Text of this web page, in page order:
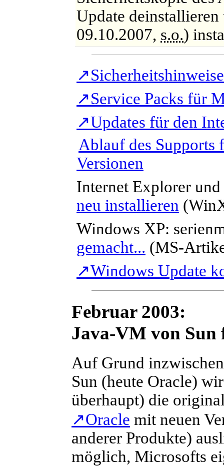
Update
09.10.2007, s.o.)
↗
↗Service Packs für
↗Updates für den
Ablauf des Supports
Versionen
Internet Explorer
neu installieren
Windows XP:
gemacht... (MS-
↗Windows Update
Februar 2003:
Java-VM von
Auf Grund
Sun (heute Oracle)
überhaupt) die
↗Oracle mit neuen
anderer Produkte)
möglich, Microsofts